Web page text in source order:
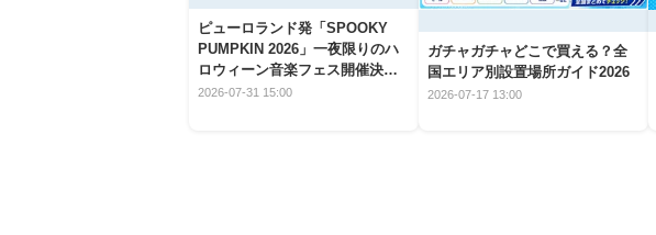
ピューロランド発「SPOOKY
PUMPKIN 2026」一夜限りのハ
ロウィーン音楽フェス開催決
定！
2026-07-31 15:00
ガチャガチャどこで買える？全
国エリア別設置場所ガイド2026
2026-07-17 13:00